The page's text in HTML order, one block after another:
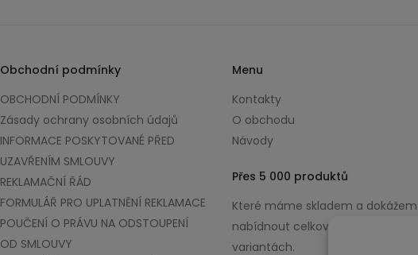
Obchodní podmínky
OBCHODNÍ PODMÍNKY
Zásady ochrany osobních údajů
INFORMACE POSKYTOVANÉ PŘED
UZAVŘENÍM SMLOUVY
REKLAMAČNÍ ŘÁD
FORMULÁŘ PRO UPLATNĚNÍ REKLAMACE
POUČENÍ O PRÁVU NA ODSTOUPENÍ
OD SMLOUVY
Menu
Kontakty
O obchodu
Návody
Přes 5 000 produktů
Které máme skladem a
nabídnout celkově až v 100 000
variantách.